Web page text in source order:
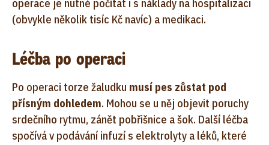
operace je nutné počítat i s náklady na hospitalizaci
(obvykle několik tisíc Kč navíc) a medikaci.
Léčba po operaci
Po operaci torze žaludku musí pes zůstat pod
přísným dohledem. Mohou se u něj objevit poruchy
srdečního rytmu, zánět pobřišnice a šok. Další léčba
spočívá v podávání infuzí s elektrolyty a léků, které